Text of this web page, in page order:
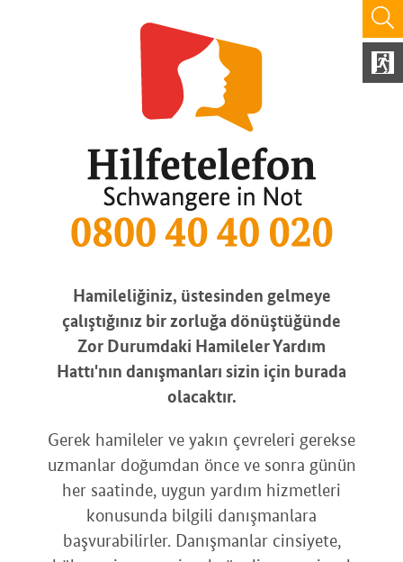
Hamileliğiniz, üstesinden gelmeye
çalıştığınız bir zorluğa dönüştüğünde
Zor Durumdaki Hamileler Yardım
Hattı'nın danışmanları sizin için burada
olacaktır.
Gerek hamileler ve yakın çevreleri gerekse
uzmanlar doğumdan önce ve sonra günün
her saatinde, uygun yardım hizmetleri
konusunda bilgili danışmanlara
başvurabilirler. Danışmanlar cinsiyete,